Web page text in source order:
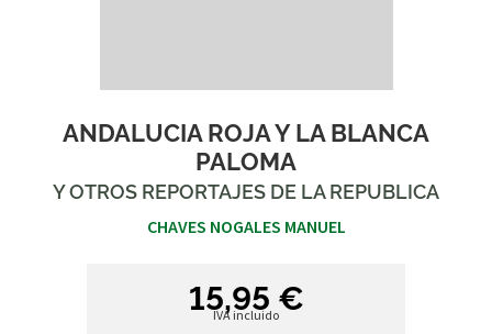
ANDALUCIA ROJA Y LA BLANCA
PALOMA
Y OTROS REPORTAJES DE LA REPUBLICA
CHAVES NOGALES MANUEL
15,95 €
IVA incluido